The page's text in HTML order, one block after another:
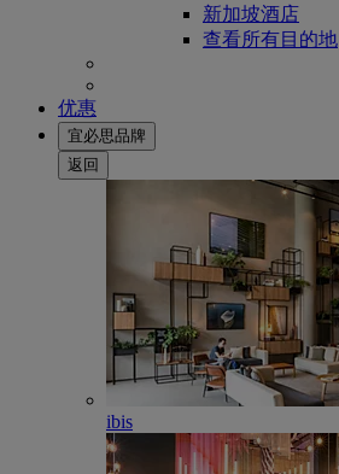
新加坡酒店
查看所有目的地
优惠
宜必思品牌
返回
ibis